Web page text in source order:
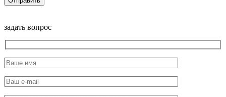
задать вопрос